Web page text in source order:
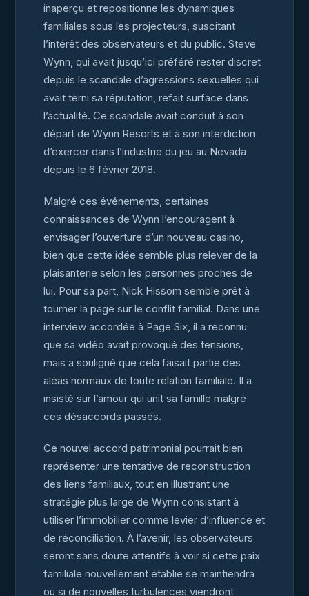
inaperçu et repositionne les dynamiques
familiales sous les projecteurs, suscitant
l’intérêt des observateurs et du public. Steve
Wynn, qui avait jusqu’ici préféré rester discret
depuis le scandale d’agressions sexuelles qui
avait terni sa réputation, refait surface dans
l’actualité. Ce scandale avait conduit à son
départ de Wynn Resorts et à son interdiction
d’exercer dans l’industrie du jeu au Nevada
depuis le 6 février 2018.
Malgré ces événements, certaines
connaissances de Wynn l’encouragent à
envisager l’ouverture d’un nouveau casino,
bien que cette idée semble plus relever de la
plaisanterie selon les personnes proches de
lui. Pour sa part, Nick Hissom semble prêt à
tourner la page sur le conflit familial. Dans une
interview accordée à Page Six, il a reconnu
que sa vidéo avait provoqué des tensions,
mais a souligné que cela faisait partie des
aléas normaux de toute relation familiale. Il a
insisté sur l’amour qui unit sa famille malgré
ces désaccords passés.
Ce nouvel accord patrimonial pourrait bien
représenter une tentative de reconstruction
des liens familiaux, tout en illustrant une
stratégie plus large de Wynn consistant à
utiliser l’immobilier comme levier d’influence et
de réconciliation. À l’avenir, les observateurs
seront sans doute attentifs à voir si cette paix
familiale nouvellement établie se maintiendra
ou si de nouvelles turbulences viendront